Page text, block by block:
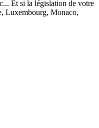
Et si la législation de votre
Luxembourg, Monaco,